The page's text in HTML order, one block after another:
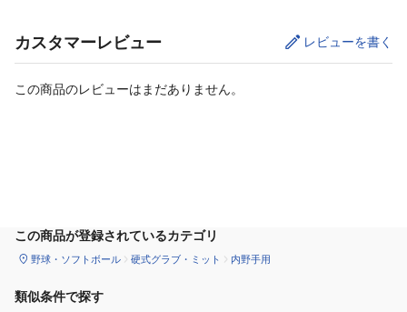
カスタマーレビュー レビューを書く
この商品のレビューはまだありません。
この商品が登録されているカテゴリ
野球・ソフトボール 硬式グラブ・ミット 内野手用
類似条件で探す